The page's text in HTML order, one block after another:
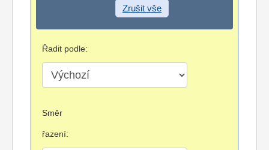
Zrušit vše
Řadit podle:
Směr
řazení: